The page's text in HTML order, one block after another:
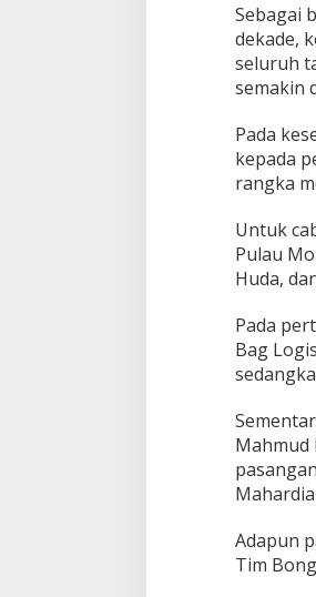
Sebagai
dekade,
seluruh
semakin
Pada
kepada
rangka
Untuk
Pulau
Huda,
Pada
Bag
Mahmud
Adapun
Tim